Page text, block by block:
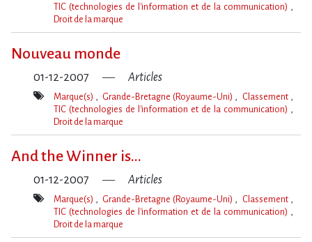
Mot(s)-
TIC (technologies de l'information et de la communication)
Droit de la marque
Nouveau monde
01-12-2007 Articles
Mot(s)-
Marque(s) Grande-Bretagne (Royaume-Uni)
Classement
TIC (technologies de l'information et de la communication)
Droit de la marque
And the Winner is...
01-12-2007 Articles
Mot(s)-
Marque(s) Grande-Bretagne (Royaume-Uni)
Classement
TIC (technologies de l'information et de la communication)
Droit de la marque